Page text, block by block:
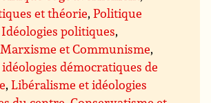
et théorie,Politique
Idéologies politiques,
Marxisme et Communisme,
démocratiques de
,Libéralisme et idéologies